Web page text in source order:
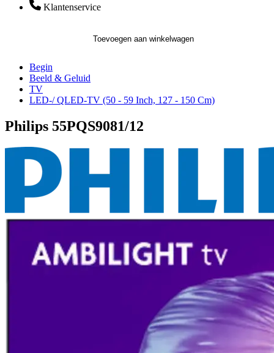
Klantenservice
Toevoegen aan winkelwagen
Begin
Beeld & Geluid
TV
LED-/ QLED-TV (50 - 59 Inch, 127 - 150 Cm)
Philips 55PQS9081/12